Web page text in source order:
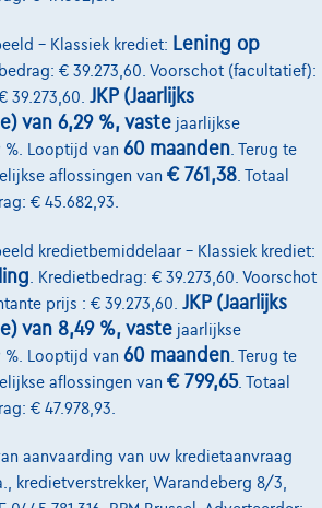
met een laatste
€8.612,70
– Klassiek krediet: Lening op
€ 39.273,60. Voorschot (facultatief):
39.273,60. JKP (Jaarlijks
van 6,29 %, vaste jaarlijkse
Looptijd van 60 maanden . Terug te
aflossingen van € 761,38 . Totaal
€ 45.682,93.
kredietbemiddelaar – Klassiek krediet:
. Kredietbedrag: € 39.273,60. Voorschot
prijs : € 39.273,60. JKP (Jaarlijks
van 8,49 %, vaste jaarlijkse
Looptijd van 60 maanden . Terug te
aflossingen van € 799,65. Totaal
€ 47.978,93.
aanvaarding van uw kredietaanvraag
kredietverstrekker, Warandeberg 8/3,